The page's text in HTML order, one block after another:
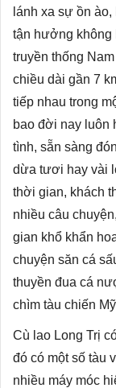
lánh xa sự ồn
tận hưởng không
truyền thống
chiều dài gần 7
tiếp nhau trong
bao đời nay luôn
tình, sẵn sàng
dừa tươi hay vài
thời gian, khách
nhiều câu
gian khổ khẩn
chuyện săn cá
thuyền đua cá
chìm tàu chiến
Cù lao Long Trị
đó có một số tàu
nhiều máy móc